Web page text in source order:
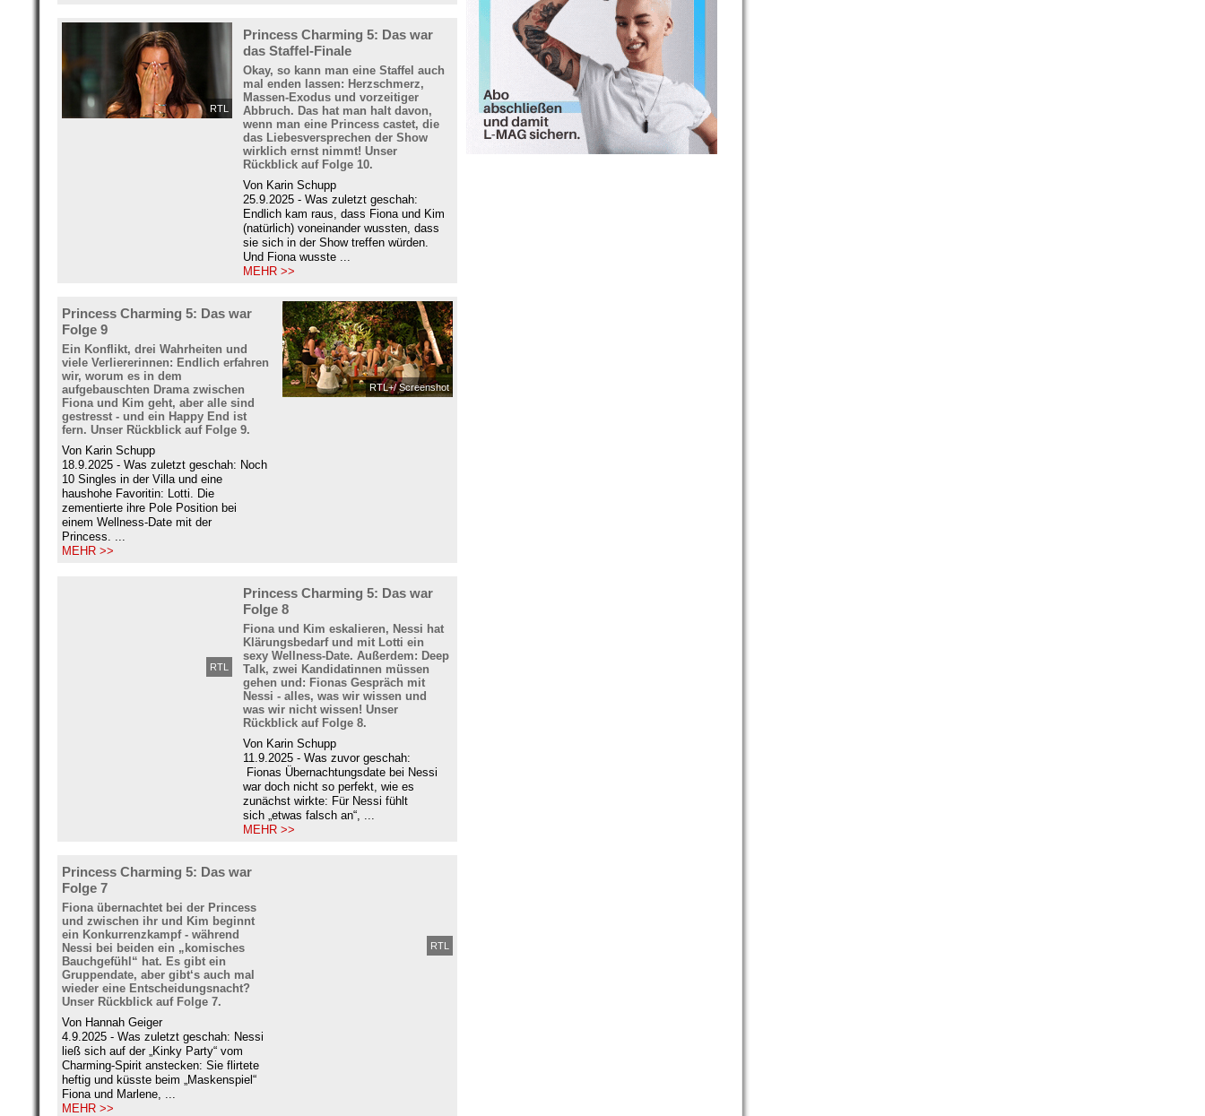
RTL
Princess Charming 5: Das war
das Staffel-Finale
Okay, so kann man eine Staffel auch
mal enden lassen: Herzschmerz,
Massen-Exodus und vorzeitiger
Abbruch. Das hat man halt davon,
wenn man eine Princess castet, die
das Liebesversprechen der Show
wirklich ernst nimmt! Unser
Rückblick auf Folge 10.
Von Karin Schupp
25.9.2025 - Was zuletzt geschah:
Endlich kam raus, dass Fiona und Kim
(natürlich) voneinander wussten, dass
sie sich in der Show treffen würden.
Und Fiona wusste ...
MEHR >>
RTL+/ Screenshot
Princess Charming 5: Das war
Folge 9
Ein Konflikt, drei Wahrheiten und
viele Verliererinnen: Endlich erfahren
wir, worum es in dem
aufgebauschten Drama zwischen
Fiona und Kim geht, aber alle sind
gestresst - und ein Happy End ist
fern. Unser Rückblick auf Folge 9.
Von Karin Schupp
18.9.2025 - Was zuletzt geschah: Noch
10 Singles in der Villa und eine
haushohe Favoritin: Lotti. Die
zementierte ihre Pole Position bei
einem Wellness-Date mit der
Princess. ...
MEHR >>
RTL
Princess Charming 5: Das war
Folge 8
Fiona und Kim eskalieren, Nessi hat
Klärungsbedarf und mit Lotti ein
sexy Wellness-Date. Außerdem: Deep
Talk, zwei Kandidatinnen müssen
gehen und: Fionas Gespräch mit
Nessi - alles, was wir wissen und
was wir nicht wissen! Unser
Rückblick auf Folge 8.
Von Karin Schupp
11.9.2025 - Was zuvor geschah:
Fionas Übernachtungsdate bei Nessi
war doch nicht so perfekt, wie es
zunächst wirkte: Für Nessi fühlt
sich „etwas falsch an“, ...
MEHR >>
RTL
Princess Charming 5: Das war
Folge 7
Fiona übernachtet bei der Princess
und zwischen ihr und Kim beginnt
ein Konkurrenzkampf - während
Nessi bei beiden ein „komisches
Bauchgefühl“ hat. Es gibt ein
Gruppendate, aber gibt‘s auch mal
wieder eine Entscheidungsnacht?
Unser Rückblick auf Folge 7.
Von Hannah Geiger
4.9.2025 - Was zuletzt geschah: Nessi
ließ sich auf der „Kinky Party“ vom
Charming-Spirit anstecken: Sie flirtete
heftig und küsste beim „Maskenspiel“
Fiona und Marlene, ...
MEHR >>